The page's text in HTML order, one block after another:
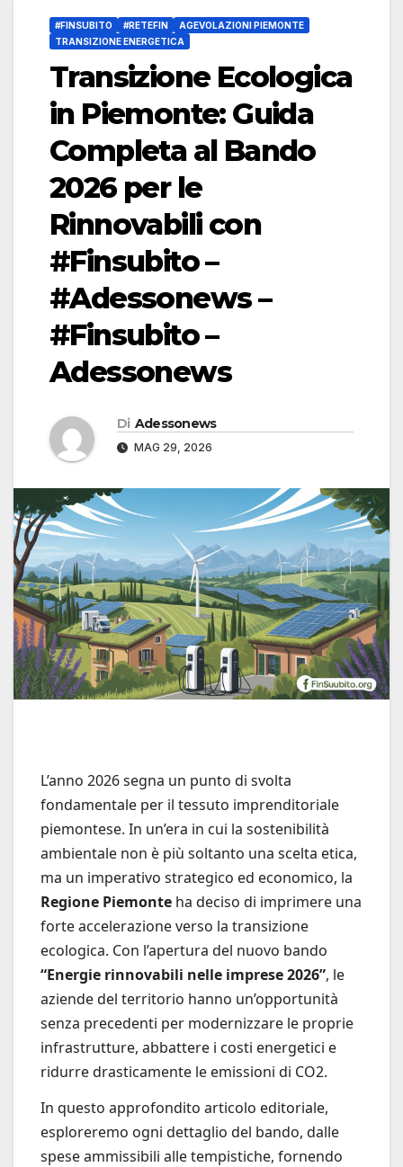
#FINSUBITO #RETEFIN
AGEVOLAZIONI PIEMONTE
TRANSIZIONE ENERGETICA
Transizione Ecologica
in Piemonte: Guida
Completa al Bando
2026 per le
Rinnovabili con
#Finsubito –
#Adessonews –
#Finsubito –
Adessonews
Di Adessonews
MAG 29, 2026
L’anno 2026 segna un punto di svolta
fondamentale per il tessuto imprenditoriale
piemontese. In un’era in cui la sostenibilità
ambientale non è più soltanto una scelta etica,
ma un imperativo strategico ed economico, la
Regione Piemonte ha deciso di imprimere una
forte accelerazione verso la transizione
ecologica. Con l’apertura del nuovo bando
“Energie rinnovabili nelle imprese 2026”, le
aziende del territorio hanno un’opportunità
senza precedenti per modernizzare le proprie
infrastrutture, abbattere i costi energetici e
ridurre drasticamente le emissioni di CO2.
In questo approfondito articolo editoriale,
esploreremo ogni dettaglio del bando, dalle
spese ammissibili alle tempistiche, fornendo